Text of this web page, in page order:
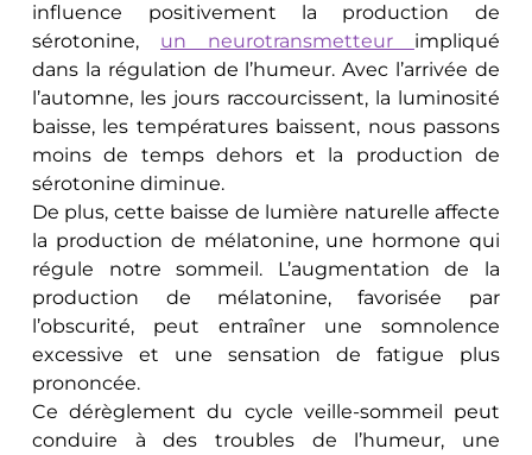
influence positivement la production de
sérotonine, un neurotransmetteur impliqué
dans la régulation de l’humeur. Avec l’arrivée de
l’automne, les jours raccourcissent, la luminosité
baisse, les températures baissent, nous passons
moins de temps dehors et la production de
sérotonine diminue.
De plus, cette baisse de lumière naturelle affecte
la production de mélatonine, une hormone qui
régule notre sommeil. L’augmentation de la
production de mélatonine, favorisée par
l’obscurité, peut entraîner une somnolence
excessive et une sensation de fatigue plus
prononcée.
Ce dérèglement du cycle veille-sommeil peut
conduire à des troubles de l’humeur, une